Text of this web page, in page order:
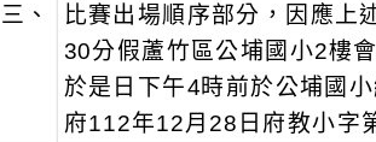
三、
比賽出場順序部分，因應上
30分假蘆竹區公埔國小2樓
於是日下午4時前於公埔國
府112年12月28日府教小字